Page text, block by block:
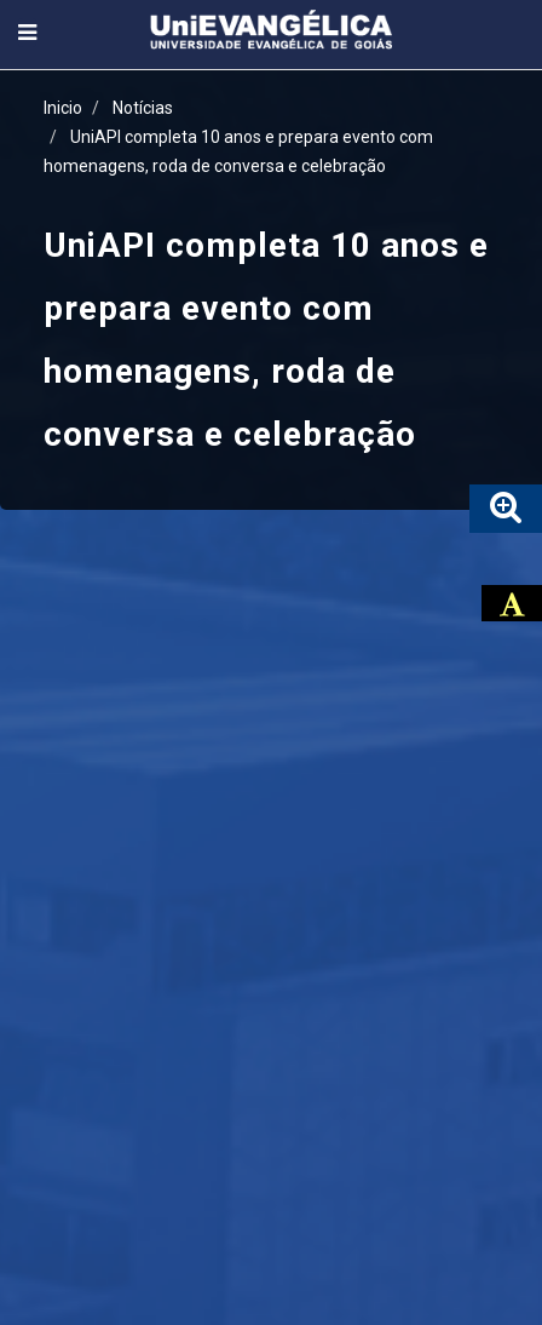
Inicio
Notícias
UniAPI completa 10 anos e prepara evento com
homenagens, roda de conversa e celebração
UniAPI completa 10 anos e
prepara evento com
homenagens, roda de
conversa e celebração